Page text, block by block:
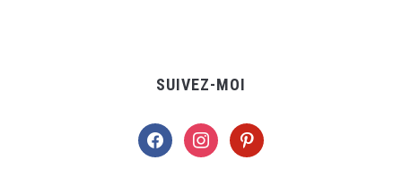
SUIVEZ-MOI
facebookinstagrampinterest